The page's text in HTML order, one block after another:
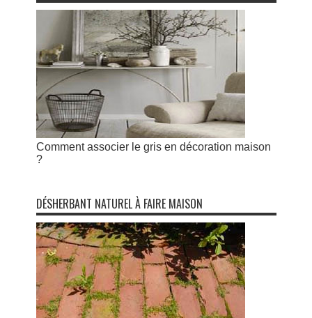
Comment associer le gris en décoration maison
?
DÉSHERBANT NATUREL À FAIRE MAISON